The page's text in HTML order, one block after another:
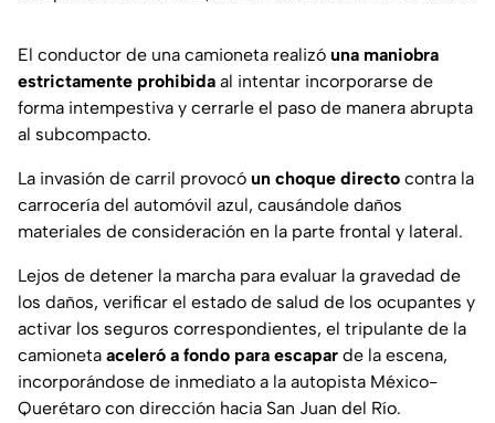
El conductor de una camioneta realizó una maniobra
estrictamente prohibida al intentar incorporarse de
forma intempestiva y cerrarle el paso de manera abrupta
al subcompacto.
La invasión de carril provocó un choque directo contra la
carrocería del automóvil azul, causándole daños
materiales de consideración en la parte frontal y lateral.
Lejos de detener la marcha para evaluar la gravedad de
los daños, verificar el estado de salud de los ocupantes y
activar los seguros correspondientes, el tripulante de la
camioneta aceleró a fondo para escapar de la escena,
incorporándose de inmediato a la autopista México-
Querétaro con dirección hacia San Juan del Río.